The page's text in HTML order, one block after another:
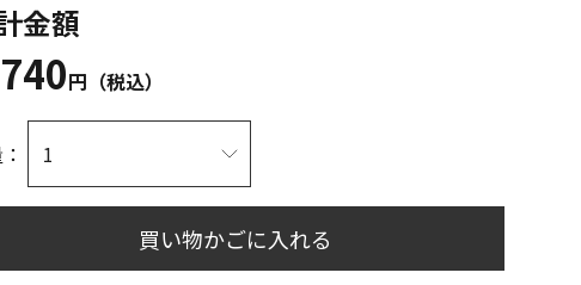
金額
円（税込）
買い物かごに入れる